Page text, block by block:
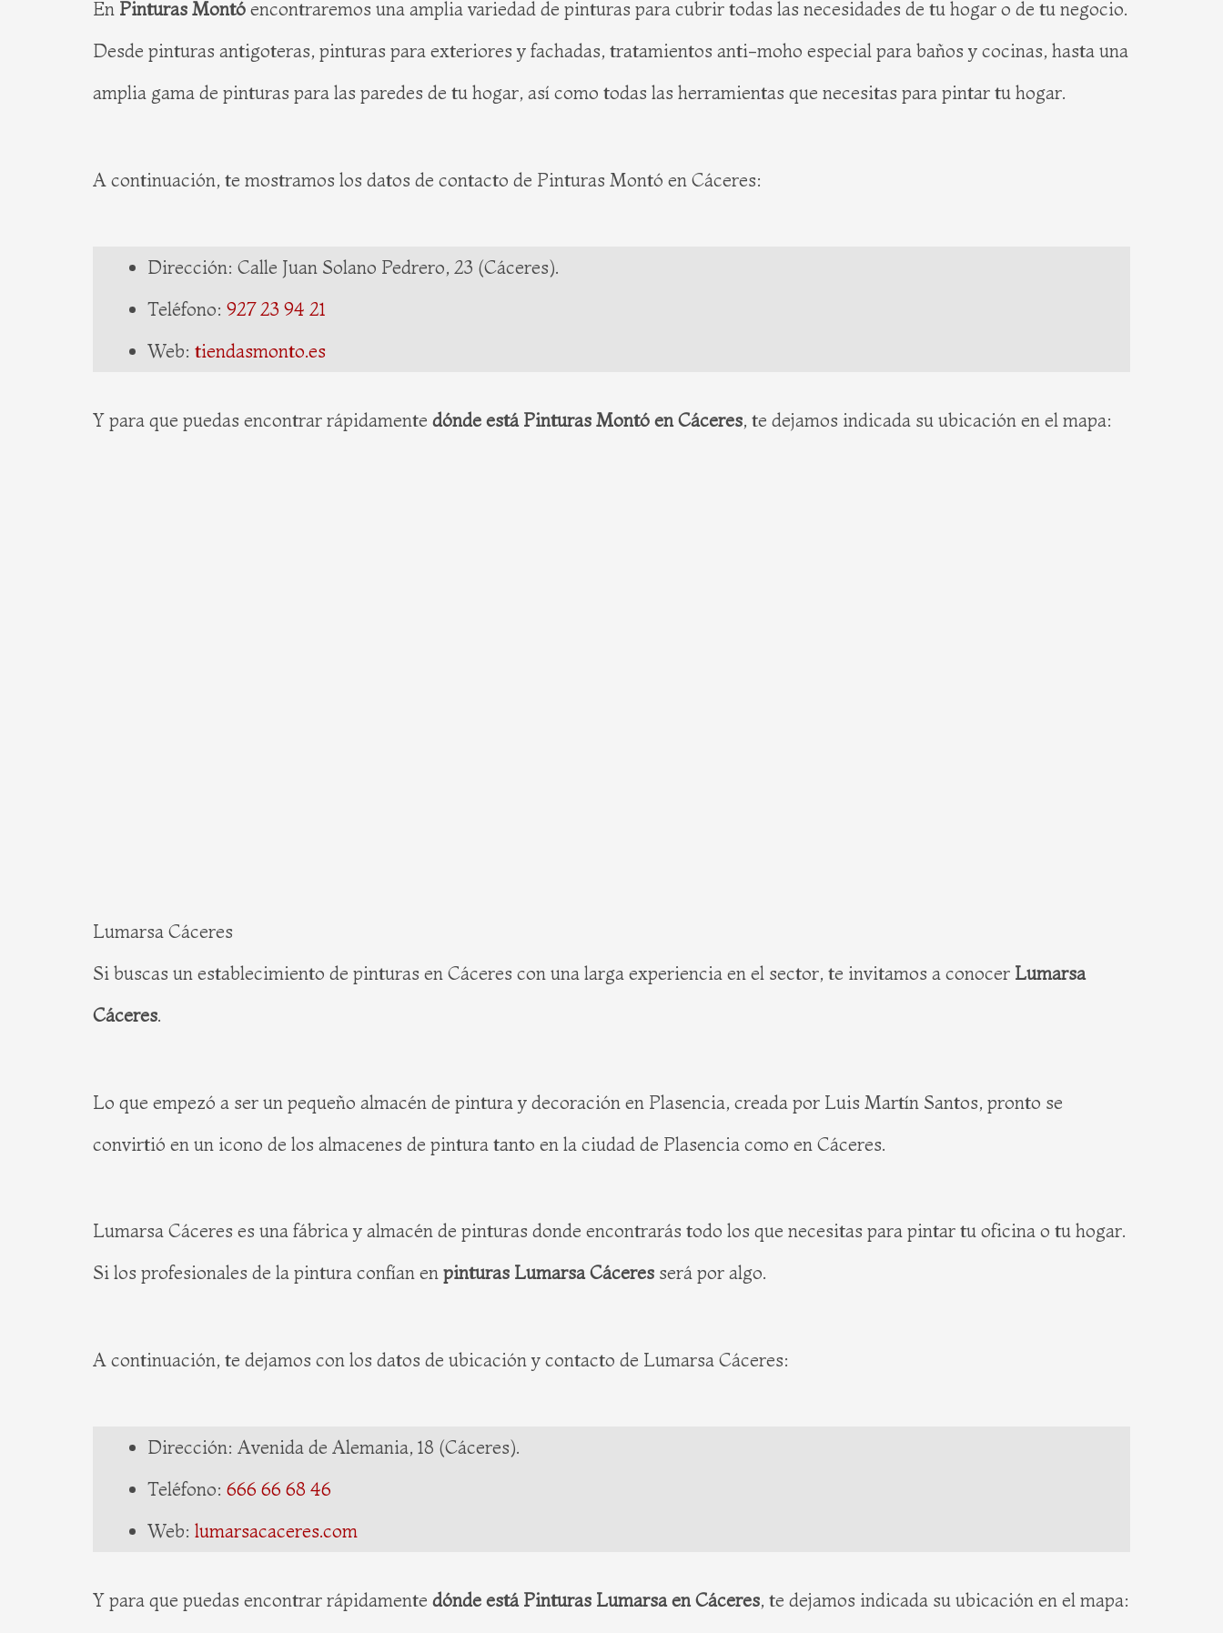
En Pinturas Montó encontraremos una amplia variedad de pinturas para cubrir todas las necesidades de tu hogar o de tu negocio.
Desde pinturas antigoteras, pinturas para exteriores y fachadas, tratamientos anti-moho especial para baños y cocinas, hasta una
amplia gama de pinturas para las paredes de tu hogar, así como todas las herramientas que necesitas para pintar tu hogar.
A continuación, te mostramos los datos de contacto de Pinturas Montó en Cáceres:
Dirección: Calle Juan Solano Pedrero, 23 (Cáceres).
Teléfono: 927 23 94 21
Web: tiendasmonto.es
Y para que puedas encontrar rápidamente dónde está Pinturas Montó en Cáceres, te dejamos indicada su ubicación en el mapa:
Lumarsa Cáceres
Si buscas un establecimiento de pinturas en Cáceres con una larga experiencia en el sector, te invitamos a conocer Lumarsa
Cáceres.
Lo que empezó a ser un pequeño almacén de pintura y decoración en Plasencia, creada por Luis Martín Santos, pronto se
convirtió en un icono de los almacenes de pintura tanto en la ciudad de Plasencia como en Cáceres.
Lumarsa Cáceres es una fábrica y almacén de pinturas donde encontrarás todo los que necesitas para pintar tu oficina o tu hogar.
Si los profesionales de la pintura confían en pinturas Lumarsa Cáceres será por algo.
A continuación, te dejamos con los datos de ubicación y contacto de Lumarsa Cáceres:
Dirección: Avenida de Alemania, 18 (Cáceres).
Teléfono: 666 66 68 46
Web: lumarsacaceres.com
Y para que puedas encontrar rápidamente dónde está Pinturas Lumarsa en Cáceres, te dejamos indicada su ubicación en el mapa: